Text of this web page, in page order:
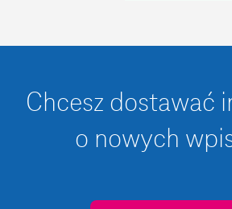
Chcesz dostawać
o nowych